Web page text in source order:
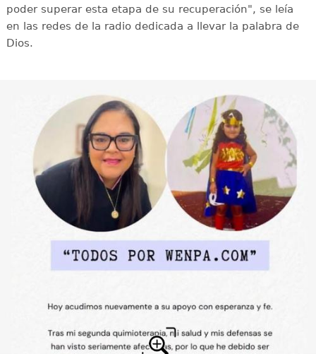
poder superar esta etapa de su recuperación", se leía
en las redes de la radio dedicada a llevar la palabra de
Dios.